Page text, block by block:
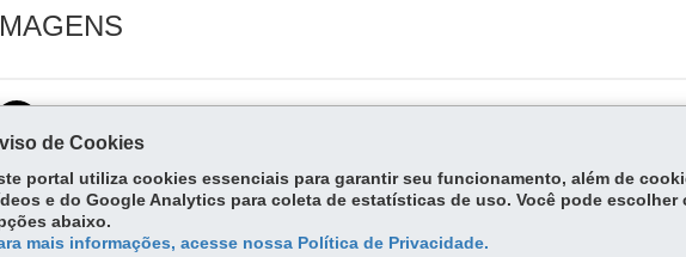
ce
bo
ok
Tw
itt
er
MAPA DO SITE
de Cookies
portal utiliza cookies essenciais para garantir seu funcionamento, além de
e do Google Analytics para coleta de estatísticas de uso. Você pode
abaixo.
mais informações, acesse nossa Política de Privacidade.